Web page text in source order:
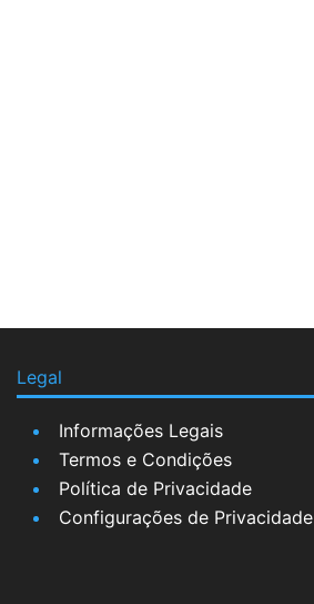
Legal
Informações Legais
Termos e Condições
Política de Privacidade
Configurações de Privacidade